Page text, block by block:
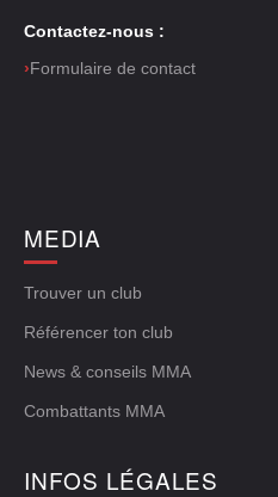
Contactez-nous :
›Formulaire de contact
MEDIA
Trouver un club
Référencer ton club
News & conseils MMA
Combattants MMA
INFOS LÉGALES